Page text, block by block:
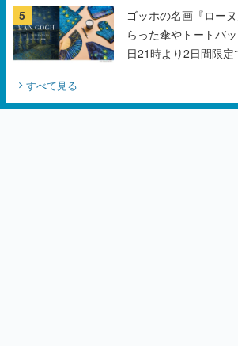
5
ゴッホの名画『ロー
らった傘やトートバ
日21時より2日間限定
すべて見る